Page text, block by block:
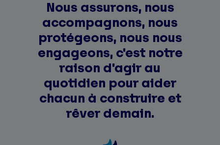
Nous assurons, nous
accompagnons, nous
protégeons, nous nous
engageons, c'est notre
raison d'agir au
quotidien pour aider
chacun à construire et
rêver demain.